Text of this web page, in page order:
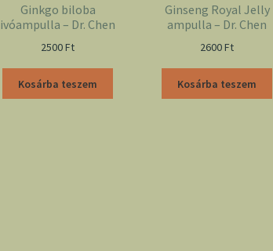
Ginkgo biloba
ivóampulla – Dr. Chen
2500Ft
Kosárba teszem
Ginseng Royal Jelly
ampulla – Dr. Chen
2600Ft
Kosárba teszem